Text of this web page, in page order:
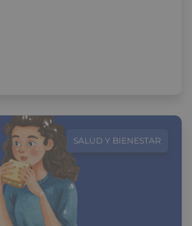
SALUD Y BIENESTAR